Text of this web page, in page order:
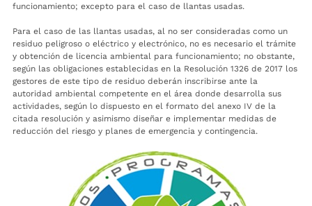
funcionamiento; excepto para el caso de llantas usadas.
Para el caso de las llantas usadas, al no ser consideradas como un
residuo peligroso o eléctrico y electrónico, no es necesario el trámite
y obtención de licencia ambiental para funcionamiento; no obstante,
según las obligaciones establecidas en la Resolución 1326 de 2017 los
gestores de este tipo de residuo deberán inscribirse ante la
autoridad ambiental competente en el área donde desarrolla sus
actividades, según lo dispuesto en el formato del anexo IV de la
citada resolución y asimismo diseñar e implementar medidas de
reducción del riesgo y planes de emergencia y contingencia.